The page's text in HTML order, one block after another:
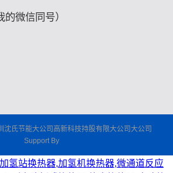
微信同号）
氏节能大公司高新科技持股有限大公司大公司
Support By
氢站换热器,加氢机换热器,微通道反应